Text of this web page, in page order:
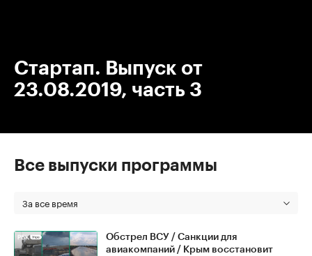
Стартап. Выпуск от
23.08.2019, часть 3
Все выпуски программы
За все время
Обстрел ВСУ / Санкции для
авиакомпаний / Крым восстановит